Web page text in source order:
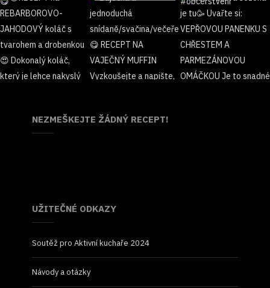
NEZMEŠKEJTE ŽÁDNÝ RECEPT!
UŽITEČNÉ ODKAZY
Soutěž pro Aktivní kuchaře 2024
Návody a otázky